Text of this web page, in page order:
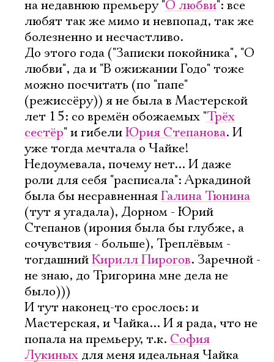
на недавнюю премьеру "О любви": все
любят так же мимо и невпопад, так же
болезненно и несчастливо.
До этого года ("Записки покойника", "О
любви", да и "В ожижании Годо" тоже
можно посчитать (по "папе"
(режиссëру)) я не была в Мастерской
лет 15: со времëн обожаемых "Трëх
сестëр" и гибелиЮрия Степанова. И
уже тогда мечтала о Чайке!
Недоумевала, почему нет... И даже
роли для себя "расписала": Аркадиной
была бы несравненнаяГалина Тюнина
(тут я угадала), Дорном - Юрий
Степанов (ирония была бы глубже, а
сочувствия - больше), Треплëвым -
тогдашнийКирилл Пирогов. Заречной -
не знаю, до Тригорина мне дела не
было)))
И тут наконец-то срослось: и
Мастерская, и Чайка... И я рада, что не
попала на премьеру, т.к. София
Лукиных для меня идеальная Чайка